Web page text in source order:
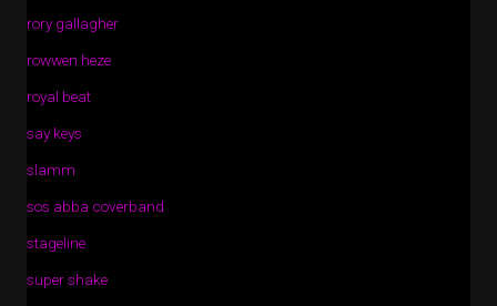
rory gallagher
rowwen heze
royal beat
say keys
slamm
sos abba coverband
stageline
super shake